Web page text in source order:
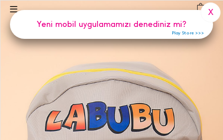
0 )
Yeni mobil uygulamamızı denediniz mi?
X
Play Store >>>